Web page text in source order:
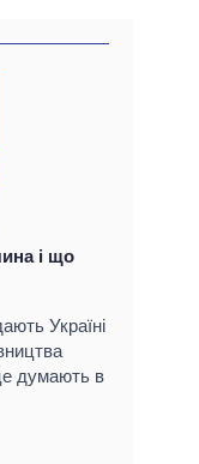
і що
Україні
думають в